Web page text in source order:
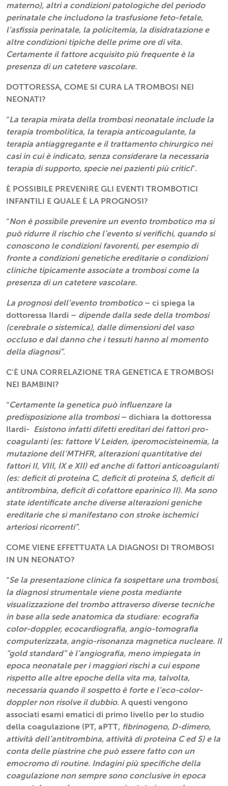
materno), altri a condizioni patologiche del periodo
perinatale che includono la trasfusione feto-fetale,
l’asfissia perinatale, la policitemia, la disidratazione e
altre condizioni tipiche delle prime ore di vita.
Certamente il fattore acquisito più frequente è la
presenza di un catetere vascolare.
DOTTORESSA, COME SI CURA LA TROMBOSI NEI
NEONATI?
“La terapia mirata della trombosi neonatale include la
terapia trombolitica, la terapia anticoagulante, la
terapia antiaggregante e il trattamento chirurgico nei
casi in cui è indicato, senza considerare la necessaria
terapia di supporto, specie nei pazienti più critici”.
È POSSIBILE PREVENIRE GLI EVENTI TROMBOTICI
INFANTILI E QUALE È LA PROGNOSI?
“Non è possibile prevenire un evento trombotico ma si
può ridurre il rischio che l’evento si verifichi, quando si
conoscono le condizioni favorenti, per esempio di
fronte a condizioni genetiche ereditarie o condizioni
cliniche tipicamente associate a trombosi come la
presenza di un catetere vascolare.
La prognosi dell’evento trombotico– ci spiega la
dottoressa Ilardi – dipende dalla sede della trombosi
(cerebrale o sistemica), dalle dimensioni del vaso
occluso e dal danno che i tessuti hanno al momento
della diagnosi”.
C’È UNA CORRELAZIONE TRA GENETICA E TROMBOSI
NEI BAMBINI?
“Certamente la genetica può influenzare la
predisposizione alla trombosi– dichiara la dottoressa
Ilardi- Esistono infatti difetti ereditari dei fattori pro-
coagulanti (es: fattore V Leiden, iperomocisteinemia, la
mutazione dell’MTHFR, alterazioni quantitative dei
fattori II, VIII, IX e XII) ed anche di fattori anticoagulanti
(es: deficit di proteina C, deficit di proteina S, deficit di
antitrombina, deficit di cofattore eparinico II). Ma sono
state identificate anche diverse alterazioni geniche
ereditarie che si manifestano con stroke ischemici
arteriosi ricorrenti”.
COME VIENE EFFETTUATA LA DIAGNOSI DI TROMBOSI
IN UN NEONATO?
“Se la presentazione clinica fa sospettare una trombosi,
la diagnosi strumentale viene posta mediante
visualizzazione del trombo attraverso diverse tecniche
in base alla sede anatomica da studiare: ecografia
color-doppler, ecocardiografia, angio-tomografia
computerizzata, angio-risonanza magnetica nucleare. Il
“gold standard” è l’angiografia, meno impiegata in
epoca neonatale per i maggiori rischi a cui espone
rispetto alle altre epoche della vita ma, talvolta,
necessaria quando il sospetto è forte e l’eco-color-
doppler non risolve il dubbio. A questi vengono
associati esami ematici di primo livello per lo studio
della coagulazione (PT, aPTT, fibrinogeno, D-dimero,
attività dell’antitrombina, attività di proteina C ed S) e la
conta delle piastrine che può essere fatto con un
emocromo di routine. Indagini più specifiche della
coagulazione non sempre sono conclusive in epoca